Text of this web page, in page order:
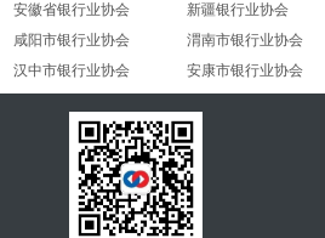
安徽省银行业协会
新疆银行业协会
咸阳市银行业协会
渭南市银行业协会
汉中市银行业协会
安康市银行业协会